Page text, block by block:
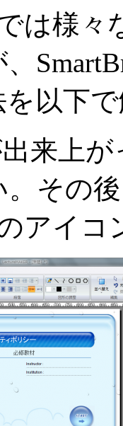
は様
以下
来上
その
アイ